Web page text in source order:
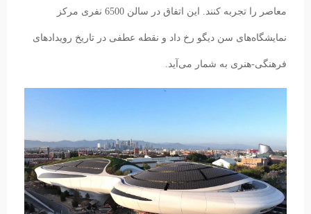
معاصر را تجربه کنند. این اتفاق در سالن 6500 نفری مرکز
نمایشگاه‌های سن دیگو رخ داد و نقطه عطفی در تاریخ رویدادهای
فرهنگی-هنری به شمار می‌آید.